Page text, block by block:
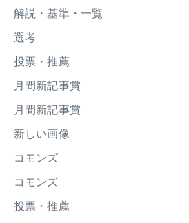
解説・基準・一覧
選考
投票・推薦
月間新記事賞
月間新記事賞
新しい画像
コモンズ
コモンズ
投票・推薦